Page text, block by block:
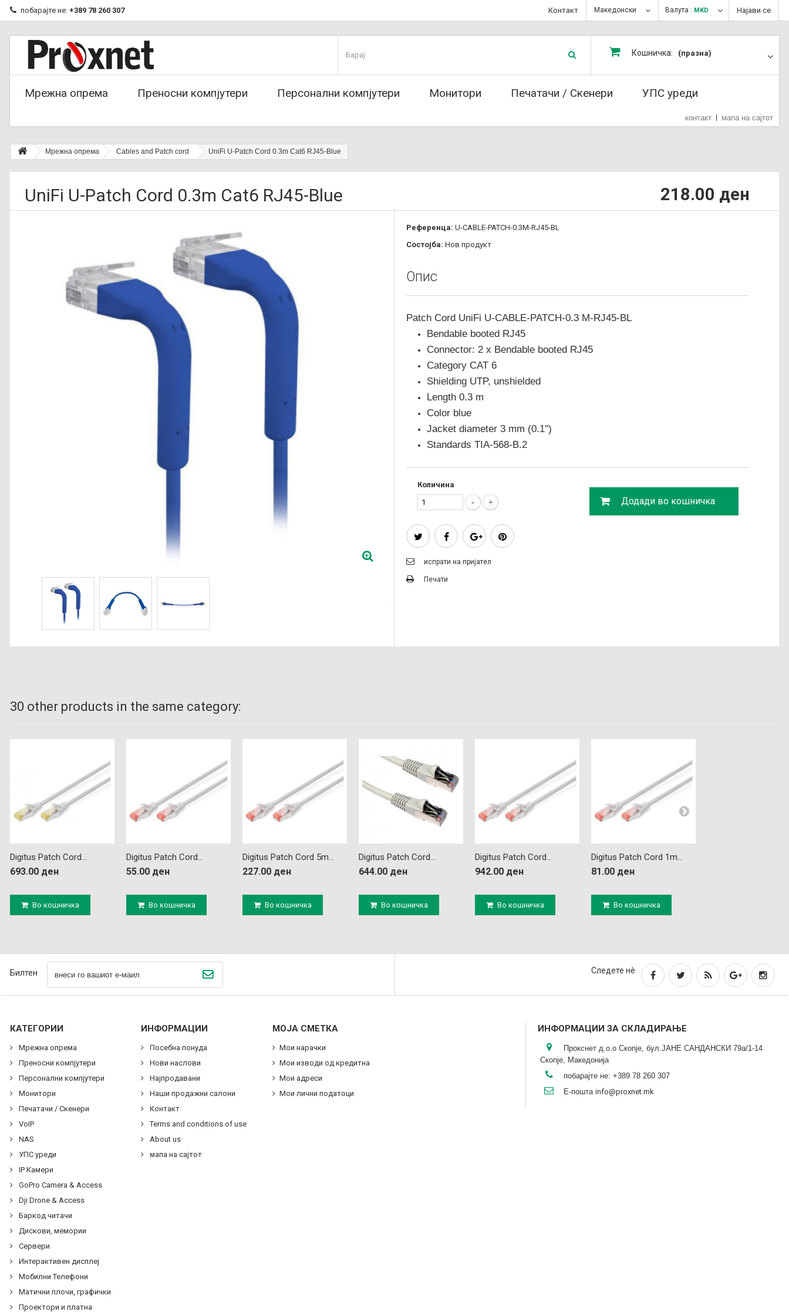
Најави се
Валута : MKD
Македонски
Контакт
побарајте не: +389 78 260 307
Кошничка: (празна)
Мрежна опрема Преносни компјутери Персонални компјутери Монитори Печатачи / Скенери УПС уреди
контакт мапа на сајтот
Мрежна опрема Cables and Patch cord UniFi U-Patch Cord 0.3m Cat6 RJ45-Blue
UniFi U-Patch Cord 0.3m Cat6 RJ45-Blue 218.00 ден
Референца: U-CABLE-PATCH-0.3M-RJ45-BL
Состојба: Нов продукт
Опис
Patch Cord UniFi U-CABLE-PATCH-0.3 M-RJ45-BL
Bendable booted RJ45
Connector: 2 x Bendable booted RJ45
Category CAT 6
Shielding UTP, unshielded
Length 0.3 m
Color blue
Jacket diameter 3 mm (0.1″)
Standards TIA-568-B.2
Количина
Додади во кошничка
испрати на пријател
Печати
30 other products in the same category:
Digitus Patch Cord...
693.00 ден
Во кошничка
Digitus Patch Cord...
55.00 ден
Во кошничка
Digitus Patch Cord 5m...
227.00 ден
Во кошничка
Digitus Patch Cord...
644.00 ден
Во кошничка
Digitus Patch Cord...
942.00 ден
Во кошничка
Digitus Patch Cord 1m...
81.00 ден
Во кошничка
Билтен Следете нè
КАТЕГОРИИ
Мрежна опрема
Преносни компјутери
Персонални компјутери
Монитори
Печатачи / Скенери
VoIP
NAS
УПС уреди
IP Камери
GoPro Camera & Access
Dji Drone & Access
Баркод читачи
Дискови, мемории
Сервери
Интерактивен дисплеј
Мобилни Телефони
Матични плочи, графички
Проектори и платна
ИНФОРМАЦИИ
Посебна понуда
Нови наслови
Најпродавани
Наши продажни салони
Контакт
Terms and conditions of use
About us
мапа на сајтот
МОЈА СМЕТКА
Мои нарачки
Мои изводи од кредитна
Мои адреси
Мои лични податоци
ИНФОРМАЦИИ ЗА СКЛАДИРАЊЕ
Прокснет д.о.о Скопје, бул.ЈАНЕ САНДАНСКИ 79а/1-14
Скопје, Македонија
побарајте не:+389 78 260 307
Е-поштаinfo@proxnet.mk